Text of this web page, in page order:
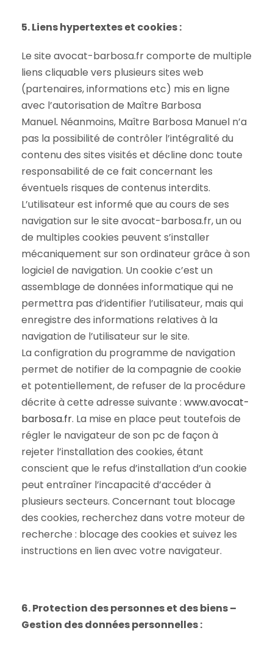
5. Liens hypertextes et cookies :
Le site avocat-barbosa.fr comporte de multiple
liens cliquable vers plusieurs sites web
(partenaires, informations etc) mis en ligne
avec l’autorisation de Maître Barbosa
Manuel. Néanmoins, Maître Barbosa Manuel n’a
pas la possibilité de contrôler l’intégralité du
contenu des sites visités et décline donc toute
responsabilité de ce fait concernant les
éventuels risques de contenus interdits.
L’utilisateur est informé que au cours de ses
navigation sur le site avocat-barbosa.fr, un ou
de multiples cookies peuvent s’installer
mécaniquement sur son ordinateur grâce à son
logiciel de navigation. Un cookie c’est un
assemblage de données informatique qui ne
permettra pas d’identifier l’utilisateur, mais qui
enregistre des informations relatives à la
navigation de l’utilisateur sur le site.
La configration du programme de navigation
permet de notifier de la compagnie de cookie
et potentiellement, de refuser de la procédure
décrite à cette adresse suivante : www.avocat-
barbosa.fr. La mise en place peut toutefois de
régler le navigateur de son pc de façon à
rejeter l’installation des cookies, étant
conscient que le refus d’installation d’un cookie
peut entraîner l’incapacité d’accéder à
plusieurs secteurs. Concernant tout blocage
des cookies, recherchez dans votre moteur de
recherche : blocage des cookies et suivez les
instructions en lien avec votre navigateur.
6. Protection des personnes et des biens –
Gestion des données personnelles :